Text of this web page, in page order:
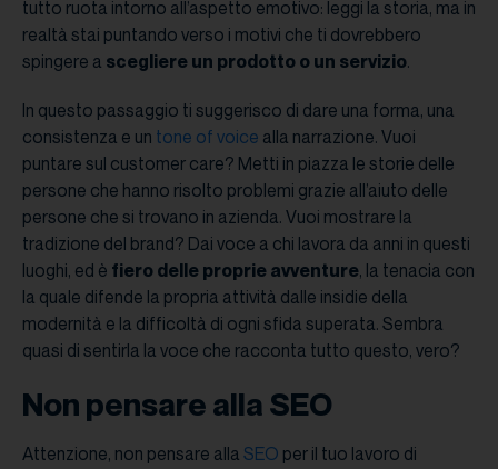
tutto ruota intorno all’aspetto emotivo: leggi la storia, ma in
realtà stai puntando verso i motivi che ti dovrebbero
spingere a scegliere un prodotto o un servizio.
In questo passaggio ti suggerisco di dare una forma, una
consistenza e un tone of voice alla narrazione. Vuoi
puntare sul customer care? Metti in piazza le storie delle
persone che hanno risolto problemi grazie all’aiuto delle
persone che si trovano in azienda. Vuoi mostrare la
tradizione del brand? Dai voce a chi lavora da anni in questi
luoghi, ed è fiero delle proprie avventure, la tenacia con
la quale difende la propria attività dalle insidie della
modernità e la difficoltà di ogni sfida superata. Sembra
quasi di sentirla la voce che racconta tutto questo, vero?
Non pensare alla SEO
Attenzione, non pensare alla SEO per il tuo lavoro di